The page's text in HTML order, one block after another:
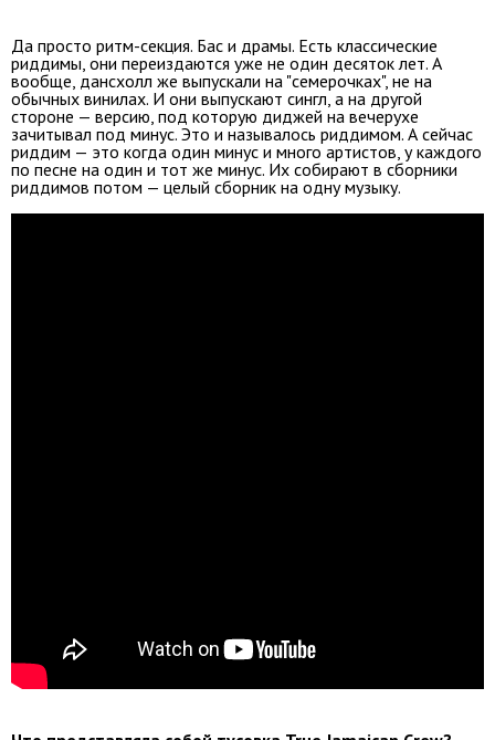
Да просто ритм-секция. Бас и драмы. Есть классические
риддимы, они переиздаются уже не один десяток лет. А
вообще, дансхолл же выпускали на "семерочках", не на
обычных винилах. И они выпускают сингл, а на другой
стороне — версию, под которую диджей на вечерухе
зачитывал под минус. Это и называлось риддимом. А сейчас
риддим — это когда один минус и много артистов, у каждого
по песне на один и тот же минус. Их собирают в сборники
риддимов потом — целый сборник на одну музыку.